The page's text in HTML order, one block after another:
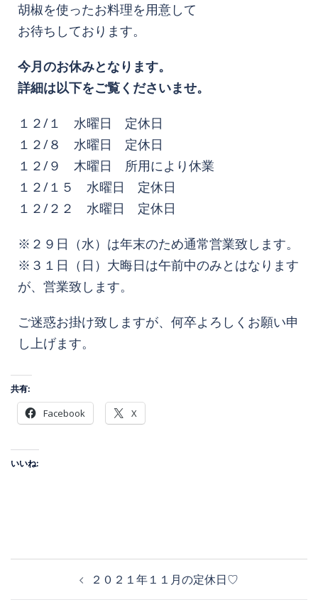
胡椒を使ったお料理を用意して
お待ちしております。
今月のお休みとなります。
詳細は以下をご覧くださいませ。
１２/１ 水曜日 定休日
１２/８ 水曜日 定休日
１２/９ 木曜日 所用により休業
１２/１５ 水曜日 定休日
１２/２２ 水曜日 定休日
※２９日（水）は年末のため通常営業致します。
※３１日（日）大晦日は午前中のみとはなります
が、営業致します。
ご迷惑お掛け致しますが、何卒よろしくお願い申
し上げます。
共有:
Facebook X
いいね:
２０２１年１１月の定休日♡